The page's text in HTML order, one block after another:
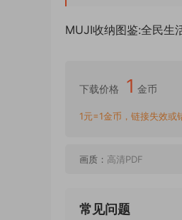
MUJI收纳图鉴:全民生
下载价格 1 金币
1元=1金币，链接失效
画质： 高清PDF
常见问题